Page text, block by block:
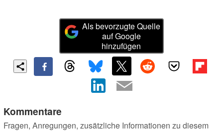
Als bevorzugte Quelle
auf Google
hinzufügen
Kommentare
Fragen, Anregungen, zusätzliche Informationen zu diesem